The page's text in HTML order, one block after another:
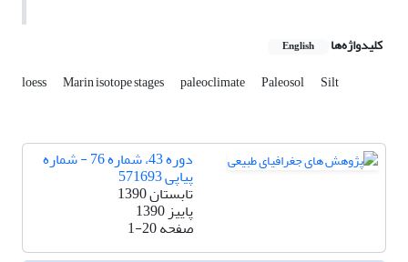
کلیدواژه‌ها English
loess Marin isotope stages paleoclimate Paleosol Silt
دوره 43، شماره 76 - شماره
پیاپی 571693
تابستان 1390
پاییز 1390
صفحه1-20